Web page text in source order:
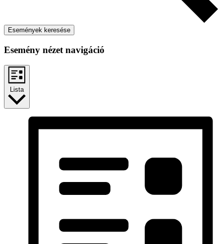
Események keresése
Esemény nézet navigáció
Lista